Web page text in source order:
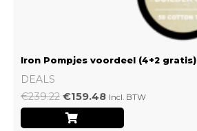
Iron Pompjes voordeel (4+2 gratis)
DEALS
€239.22 €159.48 Incl. BTW